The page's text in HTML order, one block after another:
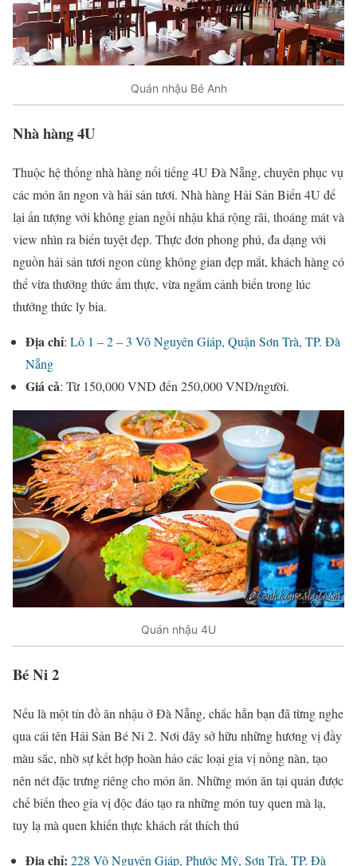
Quán nhậu Bé Anh
Nhà hàng 4U
Thuộc hệ thống nhà hàng nổi tiếng 4U Đà Nẵng, chuyên phục vụ
các món ăn ngon và hải sản tươi. Nhà hàng Hải Sản Biển 4U để
lại ấn tượng với không gian ngồi nhậu khá rộng rãi, thoáng mát và
view nhìn ra biển tuyệt đẹp. Thực đơn phong phú, đa dạng với
nguồn hải sản tươi ngon cùng không gian đẹp mắt, khách hàng có
thể vừa thưởng thức ẩm thực, vừa ngắm cảnh biển trong lúc
thưởng thức ly bia.
Địa chỉ: Lô 1 – 2 – 3 Võ Nguyên Giáp, Quận Sơn Trà, TP. Đà
Nẵng
Giá cả: Từ 150,000 VND đến 250,000 VND/người.
Quán nhậu 4U
Bé Ni 2
Nếu là một tín đồ ăn nhậu ở Đà Nẵng, chắc hẳn bạn đã từng nghe
qua cái tên Hải Sản Bé Ni 2. Nơi đây sở hữu những hương vị đầy
màu sắc, nhờ sự kết hợp hoàn hảo các loại gia vị nồng nàn, tạo
nên nét đặc trưng riêng cho món ăn. Những món ăn tại quán được
chế biến theo gia vị độc đáo tạo ra những món tuy quen mà lạ,
tuy lạ mà quen khiến thực khách rất thích thú
Địa chỉ: 228 Võ Nguyên Giáp, Phước Mỹ, Sơn Trà, TP. Đà